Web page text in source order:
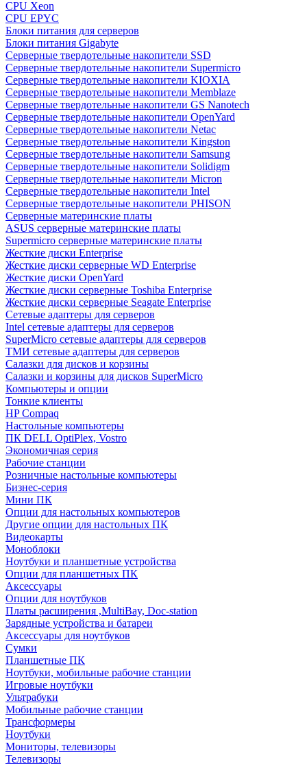
CPU Xeon
CPU EPYC
Блоки питания для серверов
Блоки питания Gigabyte
Серверные твердотельные накопители SSD
Cерверные твердотельные накопители Supermicro
Cерверные твердотельные накопители KIOXIA
Cерверные твердотельные накопители Memblaze
Cерверные твердотельные накопители GS Nanotech
Серверные твердотельные накопители OpenYard
Серверные твердотельные накопители Netac
Cерверные твердотельные накопители Kingston
Cерверные твердотельные накопители Samsung
Cерверные твердотельные накопители Solidigm
Cерверные твердотельные накопители Micron
Cерверные твердотельные накопители Intel
Cерверные твердотельные накопители PHISON
Серверные материнские платы
ASUS серверные материнские платы
Supermicro серверные материнские платы
Жесткие диски Enterprise
Жесткие диски серверные WD Enterprise
Жесткие диски OpenYard
Жесткие диски серверные Toshiba Enterprise
Жесткие диски серверные Seagate Enterprise
Сетевые адаптеры для серверов
Intel сетевые адаптеры для серверов
SuperMicro сетевые адаптеры для серверов
ТМИ сетевые адаптеры для серверов
Салазки для дисков и корзины
Салазки и корзины для дисков SuperMicro
Компьютеры и опции
Тонкие клиенты
HP Compaq
Настольные компьютеры
ПК DELL OptiPlex, Vostro
Экономичная серия
Рабочие станции
Розничные настольные компьютеры
Бизнес-серия
Мини ПК
Опции для настольных компьютеров
Другие опции для настольных ПК
Видеокарты
Моноблоки
Ноутбуки и планшетные устройства
Опции для планшетных ПК
Аксессуары
Опции для ноутбуков
Платы расширения ,MultiBay, Doc-station
Зарядные устройства и батареи
Аксессуары для ноутбуков
Сумки
Планшетные ПК
Ноутбуки, мобильные рабочие станции
Игровые ноутбуки
Ультрабуки
Мобильные рабочие станции
Трансформеры
Ноутбуки
Мониторы, телевизоры
Телевизоры